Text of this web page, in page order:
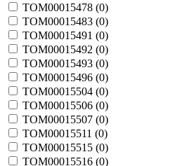
TOM00015478 (0)
TOM00015483 (0)
TOM00015491 (0)
TOM00015492 (0)
TOM00015493 (0)
TOM00015496 (0)
TOM00015504 (0)
TOM00015506 (0)
TOM00015507 (0)
TOM00015511 (0)
TOM00015515 (0)
TOM00015516 (0)